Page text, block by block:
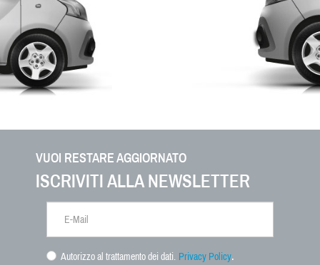
VUOI RESTARE AGGIORNATO
ISCRIVITI ALLA NEWSLETTER
Autorizzo al trattamento dei dati. Privacy Policy.